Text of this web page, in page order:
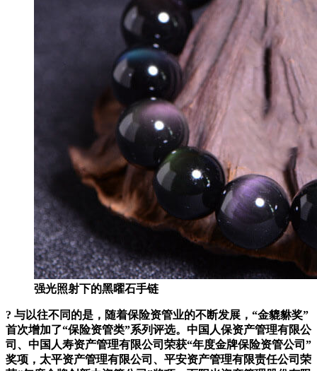
强光照射下的黑曜石手链
? 与以往不同的是，随着保险资管业的不断发展，“金貔貅奖”
首次增加了“保险资管类”系列评选。中国人保资产管理有限公
司、中国人寿资产管理有限公司荣获“年度金牌保险资管公司”
奖项，太平资产管理有限公司、平安资产管理有限责任公司荣